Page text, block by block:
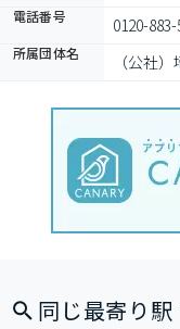
電話番号 0120-
所属団体名 （公社
同じ最寄り駅